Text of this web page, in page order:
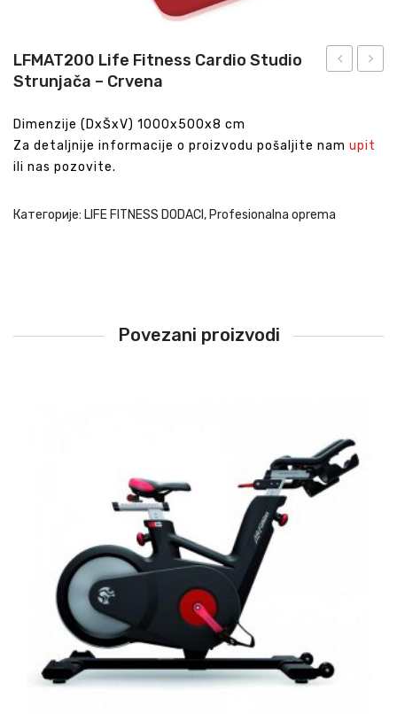
LFMAT200 Life Fitness Cardio Studio
Strunjača – Crvena
Dimenzije (DxŠxV) 1000x500x8 cm
Za detaljnije informacije o proizvodu pošaljite nam upit
ili nas pozovite.
Категорије: LIFE FITNESS DODACI, Profesionalna oprema
Povezani proizvodi